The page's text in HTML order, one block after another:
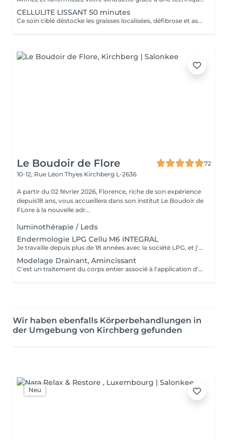
CELLULITE LISSANT 50 minutes
Ce soin ciblé déstocke les graisses localisées, défibrose et assouplit les tissus pour traiter efficacement la cellulite adipeuse et fibreuse tout en procurant un grand moment de bien-être.
Le Boudoir de Flore
72
10-12, Rue Léon Thyes Kirchberg L-2636
A partir du 02 février 2026, Florence, riche de son expérience
depuis18 ans, vous accueillera dans son institut Le Boudoir de
FLore à la nouvelle adr...
luminothérapie / Leds
Endermologie LPG Cellu M6 INTEGRAL
Je travaille depuis plus de 18 années avec la société LPG, et j'ai le plaisir de vous proposer la gamme de soins visage et corps avec l'appareil Cellu M6 Integral . Vous trouverez également dans notre institut les produits cosmétiques visage et corps ainsi que leur compléments alimentaires naturels.
Modelage Drainant, Amincissant
C'est un traitement du corps entier associé à l'application d'un masque amincissant sur la zone du ventre. Réalisé à la main, il est apprécié pour son efficacité. Le massage va stimuler l'élimination des toxines et des graisses en activant le drainage lymphatique.
Wir haben ebenfalls Körperbehandlungen in
der Umgebung von Kirchberg gefunden
Neu